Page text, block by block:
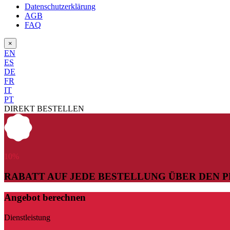
Datenschutzerklärung
AGB
FAQ
×
EN
ES
DE
FR
IT
PT
DIREKT BESTELLEN
10%
RABATT AUF JEDE BESTELLUNG ÜBER DEN
Angebot berechnen
Dienstleistung